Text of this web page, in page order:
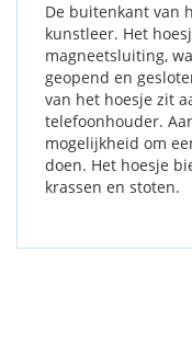
De buitenkant van
kunstleer. Het
magneetsluiting,
geopend en
van het hoesje zit
telefoonhouder.
mogelijkheid om
doen. Het hoesje
krassen en stoten.